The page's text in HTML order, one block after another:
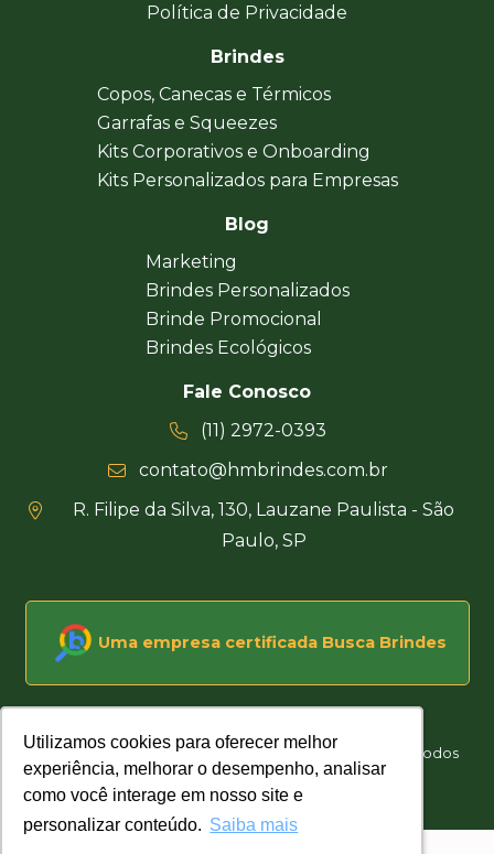
Utilizamos cookies para oferecer melhor
experiência, melhorar o desempenho, analisar
como você interage em nosso site e
personalizar conteúdo. Saiba mais
Utilizamos cookies para oferecer melhor
experiência, melhorar o desempenho, analisar
como você interage em nosso site e
personalizar conteúdo. Saiba mais
Política de Privacidade
Brindes
Copos, Canecas e Térmicos
Garrafas e Squeezes
Kits Corporativos e Onboarding
Kits Personalizados para Empresas
Blog
Marketing
Brindes Personalizados
Brinde Promocional
Brindes Ecológicos
Fale Conosco
(11) 2972-0393
contato@hmbrindes.com.br
R. Filipe da Silva, 130, Lauzane Paulista - São
Paulo, SP
Uma empresa certificada Busca Brindes
Hakuna Matata Brindes Corporativos Personalizados © Todos
os direitos reservados
Desenvolvido por